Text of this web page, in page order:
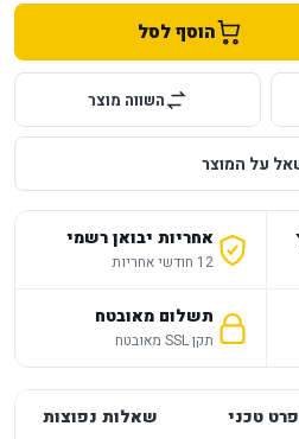
הוסף לסל
השווה מוצר
על המוצר
אחריות יבואן רשמי
12 חודשי אחריות
תשלום מאובטח
תקן SSL מאובטח
טכני שאלות נפוצות